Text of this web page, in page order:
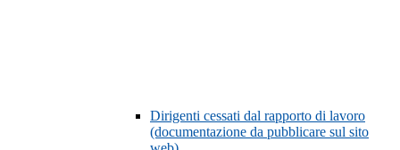
Dirigenti cessati dal rapporto di lavoro
(documentazione da pubblicare sul sito